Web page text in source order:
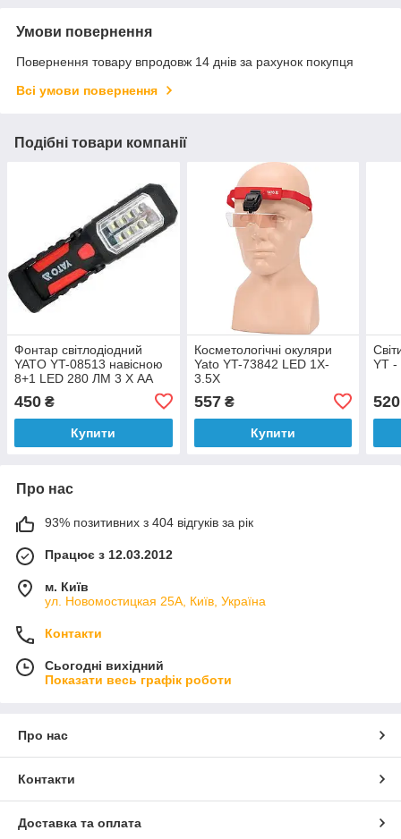
Умови повернення
Повернення товару впродовж 14 днів за рахунок покупця
Всі умови повернення
Подібні товари компанії
Фонтар світлодіодний
YATO YT-08513 навісною
8+1 LED 280 ЛМ 3 X АА
450 ₴
Купити
Косметологічні окуляри
Yato YT-73842 LED 1X-
3.5X
557₴
Купити
YT -
520
Про нас
93% позитивних з 404 відгуків за рік
Працює з 12.03.2012
м. Київ
ул. Новомостицкая 25А, Київ, Україна
Контакти
Сьогодні вихідний
Показати весь графік роботи
Про нас
Контакти
Доставка та оплата